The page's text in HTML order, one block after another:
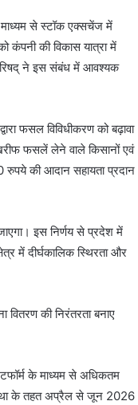
से स्टॉक एक्सचेंज में
कंपनी की विकास यात्रा में
ने इस संबंध में आवश्यक
फसल विविधीकरण को बढ़ावा
फसलें लेने वाले किसानों एवं
की आदान सहायता प्रदान
इस निर्णय से प्रदेश में
में दीर्घकालिक स्थिरता और
वितरण की निरंतरता बनाए
के माध्यम से अधिकतम
के तहत अप्रैल से जून 2026